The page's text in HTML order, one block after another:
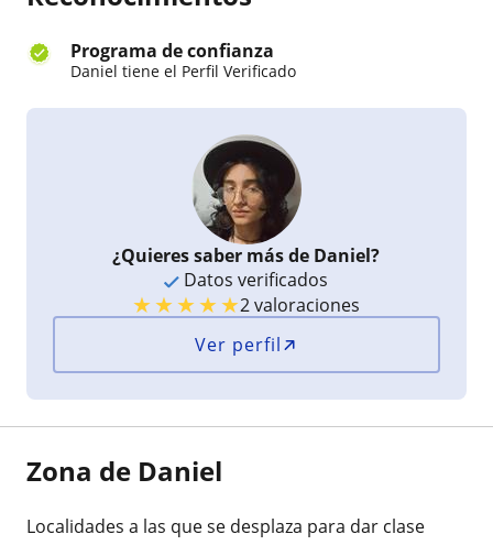
Programa de confianza
Daniel tiene el Perfil Verificado
¿Quieres saber más de Daniel?
Datos verificados
★★★★★2 valoraciones
Ver perfil
Zona de Daniel
Localidades a las que se desplaza para dar clase